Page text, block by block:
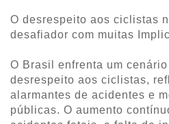
O desrespeito aos ciclistas
desafiador com muitas
O Brasil enfrenta um
desrespeito aos ciclistas,
alarmantes de acidentes e
públicas. O aumento